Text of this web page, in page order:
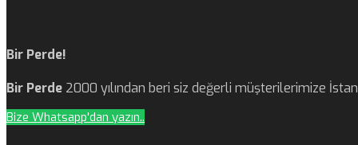
Bir Perde!
Bir Perde 2000 yılından beri siz değerli müşterilerimize
Bize Whatsapp'dan yazın..